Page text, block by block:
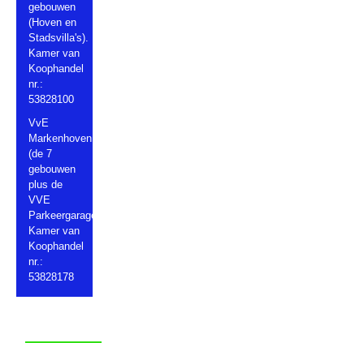
gebouwen
(Hoven en
Stadsvilla's).
Kamer van
Koophandel
nr.:
53828100
VvE
Markenhoven
(de 7
gebouwen
plus de
VVE
Parkeergarage).
Kamer van
Koophandel
nr.:
53828178